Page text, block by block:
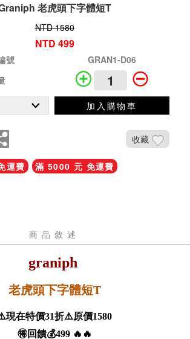
老虎頭下字體短T
NTD 1580
NTD 499
號
GRAN1-D06
加入購物車
收藏
運費
滿 5000 元 免運費
商品敘述